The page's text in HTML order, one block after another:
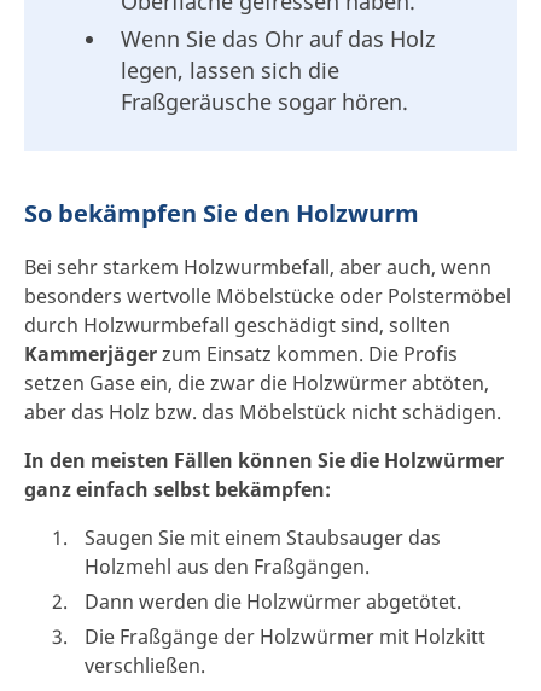
Wenn Sie das Ohr auf das Holz
legen, lassen sich die
Fraßgeräusche sogar hören.
So bekämpfen Sie den Holzwurm
Bei sehr starkem Holzwurmbefall, aber auch, wenn
besonders wertvolle Möbelstücke oder Polstermöbel
durch Holzwurmbefall geschädigt sind, sollten
Kammerjägerzum Einsatz kommen. Die Profis
setzen Gase ein, die zwar die Holzwürmer abtöten,
aber das Holz bzw. das Möbelstück nicht schädigen.
In den meisten Fällen können Sie die Holzwürmer
ganz einfach selbst bekämpfen:
Saugen Sie mit einem Staubsauger das
Holzmehl aus den Fraßgängen.
Dann werden die Holzwürmer abgetötet.
Die Fraßgänge der Holzwürmer mit Holzkitt
verschließen.